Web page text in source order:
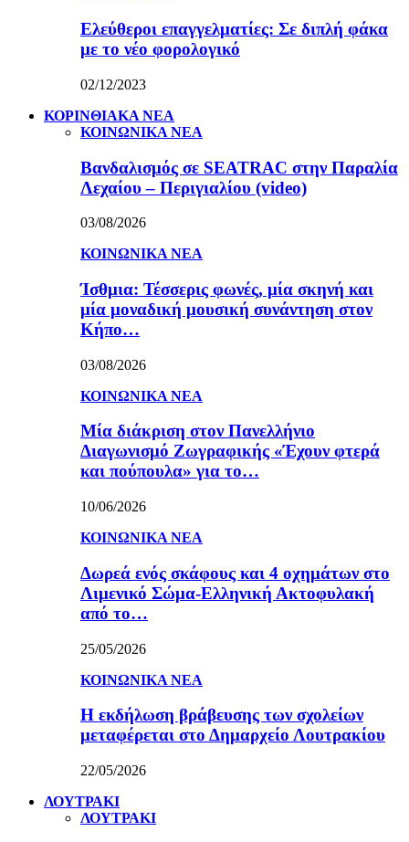
Ελεύθεροι επαγγελματίες: Σε διπλή φάκα
με το νέο φορολογικό
02/12/2023
ΚΟΡΙΝΘΙΑΚΑ ΝΕΑ
ΚΟΙΝΩΝΙΚΑ ΝΕΑ
Βανδαλισμός σε SEATRAC στην Παραλία
Λεχαίου – Περιγιαλίου (video)
03/08/2026
ΚΟΙΝΩΝΙΚΑ ΝΕΑ
Ίσθμια: Τέσσερις φωνές, μία σκηνή και
μία μοναδική μουσική συνάντηση στον
Κήπο…
03/08/2026
ΚΟΙΝΩΝΙΚΑ ΝΕΑ
Μία διάκριση στον Πανελλήνιο
Διαγωνισμό Ζωγραφικής «Έχουν φτερά
και πούπουλα» για το…
10/06/2026
ΚΟΙΝΩΝΙΚΑ ΝΕΑ
Δωρεά ενός σκάφους και 4 οχημάτων στο
Λιμενικό Σώμα-Ελληνική Ακτοφυλακή
από το…
25/05/2026
ΚΟΙΝΩΝΙΚΑ ΝΕΑ
Η εκδήλωση βράβευσης των σχολείων
μεταφέρεται στο Δημαρχείο Λουτρακίου
22/05/2026
ΛΟΥΤΡΑΚΙ
ΛΟΥΤΡΑΚΙ